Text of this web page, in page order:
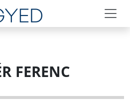
FERENC